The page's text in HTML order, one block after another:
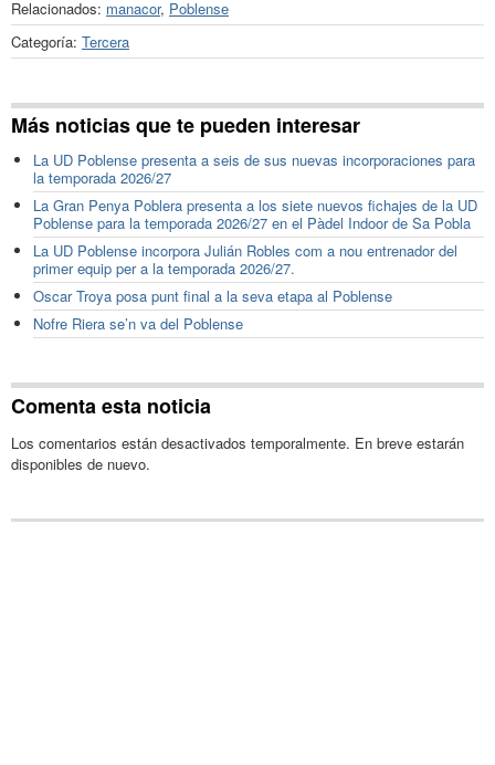
Relacionados: manacor, Poblense
Categoría: Tercera
Más noticias que te pueden interesar
La UD Poblense presenta a seis de sus nuevas incorporaciones para
la temporada 2026/27
La Gran Penya Poblera presenta a los siete nuevos fichajes de la UD
Poblense para la temporada 2026/27 en el Pàdel Indoor de Sa Pobla
La UD Poblense incorpora Julián Robles com a nou entrenador del
primer equip per a la temporada 2026/27.
Oscar Troya posa punt final a la seva etapa al Poblense
Nofre Riera se’n va del Poblense
Comenta esta noticia
Los comentarios están desactivados temporalmente. En breve estarán
disponibles de nuevo.